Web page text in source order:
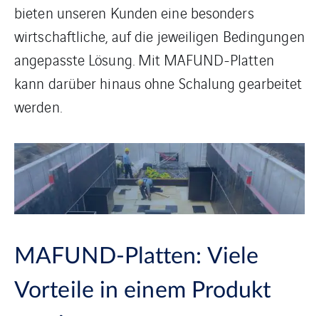
bieten unseren Kunden eine besonders
wirtschaftliche, auf die jeweiligen Bedingungen
angepasste Lösung. Mit MAFUND-Platten
kann darüber hinaus ohne Schalung gearbeitet
werden.
MAFUND-Platten: Viele
Vorteile in einem Produkt